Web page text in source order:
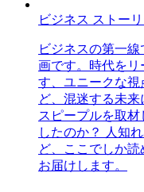
ビジネス ストー
ビジネスの第一
画です。時代をリ
す、ユニークな
ど、混迷する未
スピープルを取
したのか？ 人知
ど、ここでしか
お届けします。